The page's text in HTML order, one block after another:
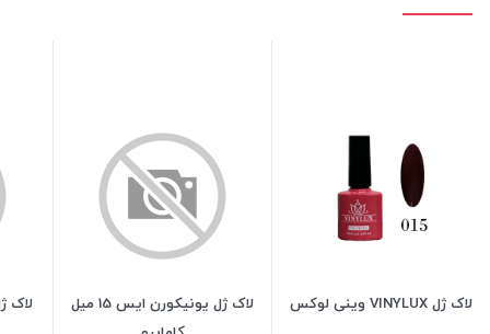
لاک ژل VINYLUX وینی لوکس
لاک ژل یونیکورن ایس 15 میل